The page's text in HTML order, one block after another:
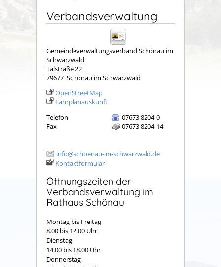
Verbandsverwaltung
Gemeindeverwaltungsverband Schönau im
Schwarzwald
Talstraße 22
79677 Schönau im Schwarzwald
OpenStreetMap
Fahrplanauskunft
Telefon
07673 8204-0
Fax
07673 8204-14
info@schoenau-im-schwarzwald.de
Kontaktformular
Öffnungszeiten der
Verbandsverwaltung im
Rathaus Schönau
Montag bis Freitag
8.00 bis 12.00 Uhr
Dienstag
14.00 bis 18.00 Uhr
Donnerstag